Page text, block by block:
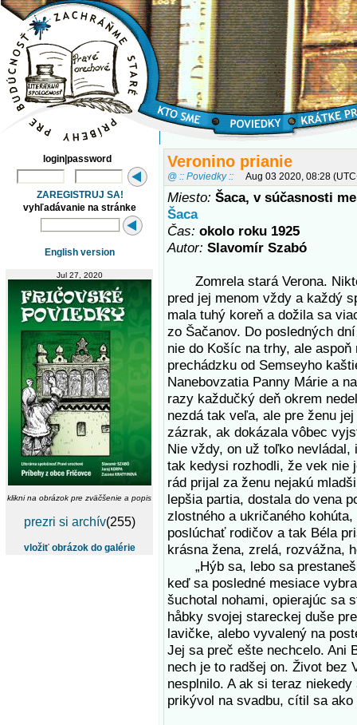
login|password
ZAREGISTRUJ SA!
vyhľadávanie na stránke
English version
Jul 27, 2020
klikni na obrázok pre zväčšenie a popis
prezri si archív(255)
vložiť obrázok do galérie
Veronino prianie
@ :: Poviedky :: Aug 03 2020, 08:28
Miesto: Šaca, v súčasnosti
Šaca
Čas: okolo roku 1925
Autor: Slavomír Szabó
Zomrela stará Verona.
pred jej menom vždy a každý
mala tuhý koreň a dožila sa
zo Šačanov. Do posledných
nie do Košíc na trhy, ale aspoň
prechádzku od Semseyho
Nanebovzatia Panny Márie a
razy každučký deň okrem
nezdá tak veľa, ale pre ženu
zázrak, ak dokázala vôbec
Nie vždy, on už toľko
tak kedysi rozhodli, že vek nie
rád prijal za ženu nejakú
lepšia partia, dostala do vena
zlostného a ukričaného
poslúchať rodičov a tak Béla
krásna žena, zrelá, rozvážna,
„Hýb sa, lebo sa
keď sa posledné mesiace
šuchotal nohami, opierajúc sa
håbky svojej stareckej duše
lavičke, alebo vyvalený na
Jej sa preč ešte nechcelo. Ani
nech je to radšej on. Život bez
nesplnilo. A ak si teraz
prikývol na svadbu, cítil sa ako